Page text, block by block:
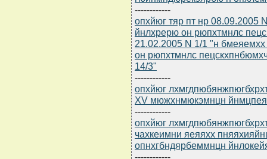
------------
опхйюг тяр пт нр 08.09.2005
йнлхрерю он рюпхтмнлс
21.02.2005 N 1/1 "н
он рюпхтмнлс
14/3"
------------
опхйюг
XV мюжхнмюкэмнцн
------------
опхйюг
чахкеимни яеяяхх
опнхгбндярбеммнцн
------------